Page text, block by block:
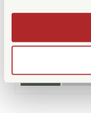
Finns i lager